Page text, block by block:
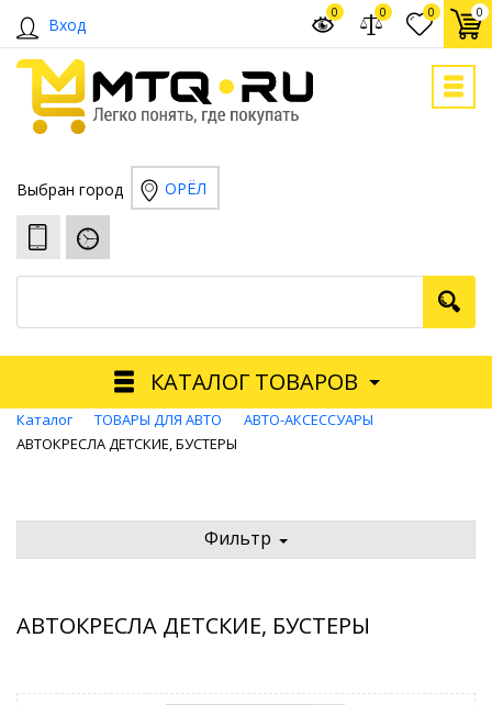
Вход
0 0
0 0
Выбран город ОРЁЛ
КАТАЛОГ ТОВАРОВ
Каталог ТОВАРЫ ДЛЯ АВТО
АВТО-АКСЕССУАРЫ
АВТОКРЕСЛА ДЕТСКИЕ, БУСТЕРЫ
Фильтр
АВТОКРЕСЛА ДЕТСКИЕ, БУСТЕРЫ